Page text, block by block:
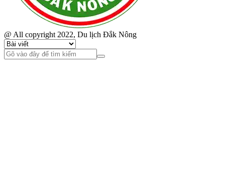
@ All copyright 2022, Du lịch Đắk Nông